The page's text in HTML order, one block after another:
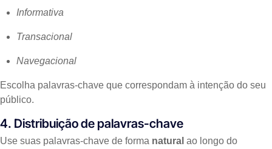
Informativa
Transacional
Navegacional
Escolha palavras-chave que correspondam à intenção do seu
público.
4. Distribuição de palavras-chave
Use suas palavras-chave de forma natural ao longo do